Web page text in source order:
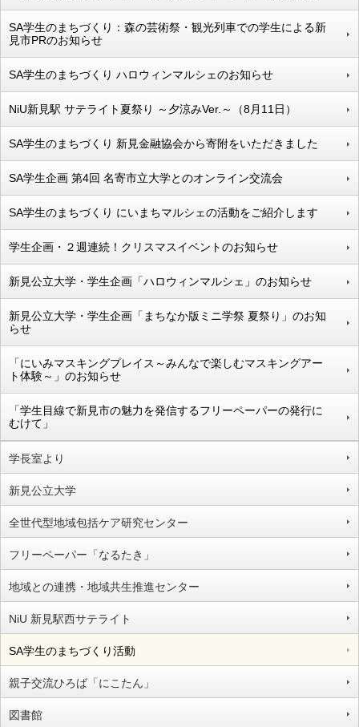
学長室より
新見公立大学
全世代型地域包括ケア研究センター
フリーペーパー「なるたき」
地域との連携・地域共生推進センター
NiU 新見駅西サテライト
SA学生のまちづくり活動
親子交流ひろば「にこたん」
図書館
SA学生のまちづくり：森の芸術祭・観光列車での学生による新
見市PRのお知らせ
SA学生のまちづくり ハロウィンマルシェのお知らせ
NiU新見駅 サテライト夏祭り ～夕涼みVer.～（8月11日）
SA学生のまちづくり 新見金融協会から寄附をいただきました
SA学生企画 第4回 名寄市立大学とのオンライン交流会
SA学生のまちづくり にいまちマルシェの活動をご紹介します
学生企画・２週連続！クリスマスイベントのお知らせ
新見公立大学・学生企画「ハロウィンマルシェ」のお知らせ
新見公立大学・学生企画「まちなか版ミニ学祭 夏祭り」のお知
らせ
「にいみマスキングプレイス～みんなで楽しむマスキングアー
ト体験～」のお知らせ
「学生目線で新見市の魅力を発信するフリーペーパーの発行に
むけて」